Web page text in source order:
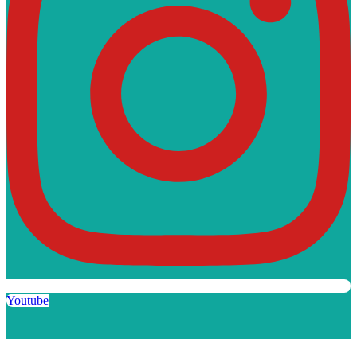
Youtube